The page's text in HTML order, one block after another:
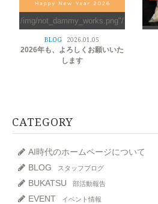
/img/not_dammy_works.png"/
>
BLOG 2026.01.05
2026年も、よろしくお願いいた
します
CATEGORY
AI時代のホームページについて
BLOG
スタッフブログ
BUKATSU 部活動報告
EVENT イベント情報